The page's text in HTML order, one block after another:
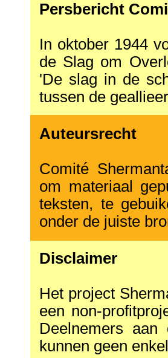
Persbericht
In oktober 1944
de Slag om
'De slag in de
tussen de
Auteursrecht
Comité
om materiaal
teksten, te
onder de juiste
Disclaimer
Het project
een non-
Deelnemers
kunnen geen